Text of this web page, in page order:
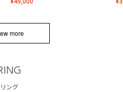
¥49,000 ¥
more
リング